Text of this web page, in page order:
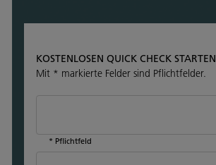
KOSTENLOSEN QUICK CHECK STARTEN
Mit * markierte Felder sind Pflichtfelder.
* Pflichtfeld